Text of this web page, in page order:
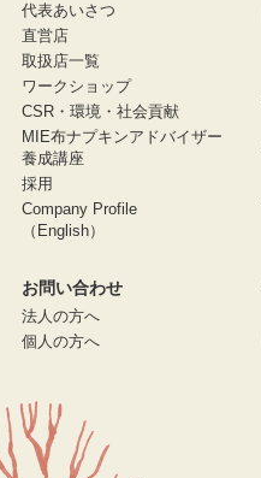
代表あいさつ
直営店
取扱店一覧
ワークショップ
CSR・環境・社会貢献
MIE布ナプキンアドバイザー
養成講座
採用
Company Profile
（English）
お問い合わせ
法人の方へ
個人の方へ